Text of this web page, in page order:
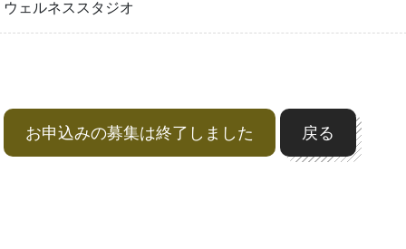
ウェルネススタジオ
お申込みの募集は終了しました 戻る